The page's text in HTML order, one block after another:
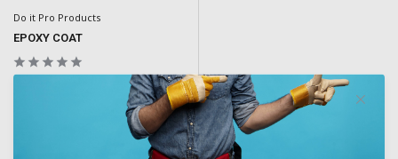
Do it Pro Products
EPOXY COAT
Revêtement/finition à base de
résine époxy à 2 composants de